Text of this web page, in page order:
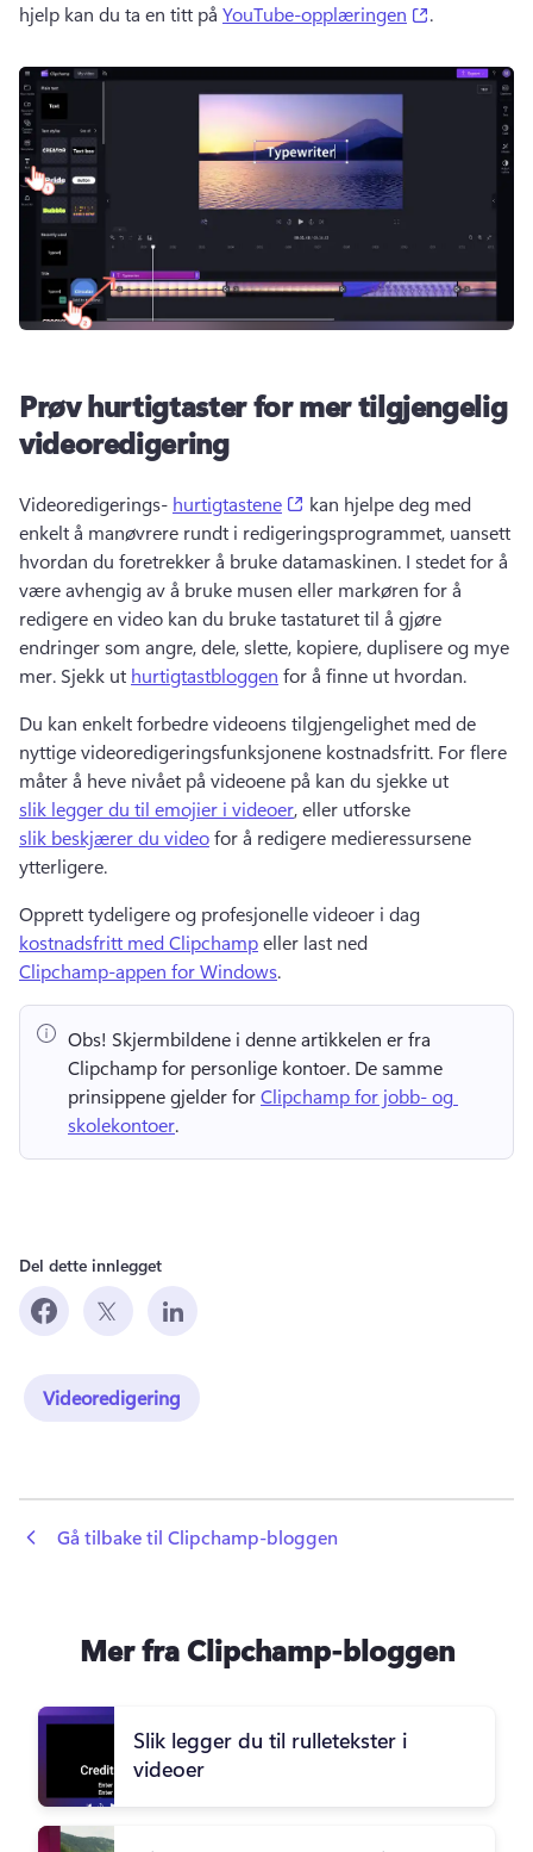
hjelp kan du ta en titt på YouTube-opplæringen .
Prøv hurtigtaster for mer tilgjengelig
videoredigering
Videoredigerings- hurtigtastene (opens in a new tab)
kan hjelpe deg med
enkelt å manøvrere rundt i redigeringsprogrammet, uansett
hvordan du foretrekker å bruke datamaskinen. I stedet for å
være avhengig av å bruke musen eller markøren for å
redigere en video kan du bruke tastaturet til å gjøre
endringer som angre, dele, slette, kopiere, duplisere og mye
mer. Sjekk ut hurtigtastbloggen for å finne ut hvordan.
Du kan enkelt forbedre videoens tilgjengelighet med de
nyttige videoredigeringsfunksjonene kostnadsfritt. For flere
måter å heve nivået på videoene på kan du sjekke ut
slik legger du til emojier i videoer, eller utforske
slik beskjærer du video for å redigere medieressursene
ytterligere.
Opprett tydeligere og profesjonelle videoer i dag
kostnadsfritt med Clipchamp eller last ned
Clipchamp-appen for Windows.
Obs! Skjermbildene i denne artikkelen er fra
Clipchamp for personlige kontoer. De samme
prinsippene gjelder for Clipchamp for jobb- og
skolekontoer.
Del dette innlegget
Videoredigering
Gå tilbake til Clipchamp-bloggen
Mer fra Clipchamp-bloggen
Slik legger du til rulletekster i
videoer